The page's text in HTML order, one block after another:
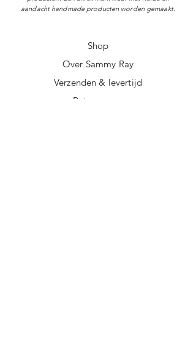
aandacht handmade producten worden gemaakt.
Shop
Over Sammy Ray
Verzenden & levertijd
Retourneren